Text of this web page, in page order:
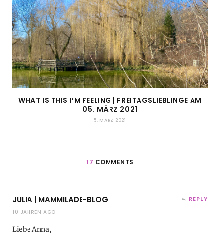
WHAT IS THIS I’M FEELING | FREITAGSLIEBLINGE AM
05. MÄRZ 2021
5. MÄRZ 2021
17 COMMENTS
JULIA | MAMMILADE-BLOG
10 JAHREN AGO
REPLY
Liebe Anna,